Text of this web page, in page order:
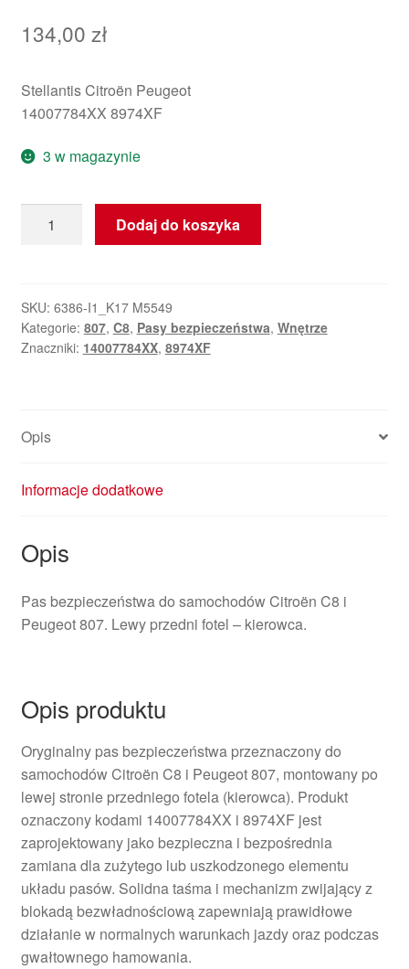
134,00 zł
Stellantis Citroën Peugeot
14007784XX 8974XF
3 w magazynie
Peugeot
14007784XX
8974XF
Dodaj do koszyka
SKU: 6386-I1_K17 M5549
Kategorie: 807, C8, Pasy bezpieczeństwa, Wnętrze
Znaczniki: 14007784XX, 8974XF
Opis
Informacje dodatkowe
Opis
Pas bezpieczeństwa do samochodów Citroën C8 i
Peugeot 807. Lewy przedni fotel – kierowca.
Opis produktu
Oryginalny pas bezpieczeństwa przeznaczony do
samochodów Citroën C8 i Peugeot 807, montowany po
lewej stronie przedniego fotela (kierowca). Produkt
oznaczony kodami 14007784XX i 8974XF jest
zaprojektowany jako bezpieczna i bezpośrednia
zamiana dla zużytego lub uszkodzonego elementu
układu pasów. Solidna taśma i mechanizm zwijający z
blokadą bezwładnościową zapewniają prawidłowe
działanie w normalnych warunkach jazdy oraz podczas
gwałtownego hamowania.